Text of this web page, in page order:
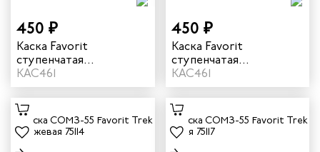
450 ₽
Каска Favorit
ступенчатая
регулировка цвет
оранжевый
КАС461
450 ₽
Каска Favorit
ступенчатая
регулировка цвет
белый
КАС461